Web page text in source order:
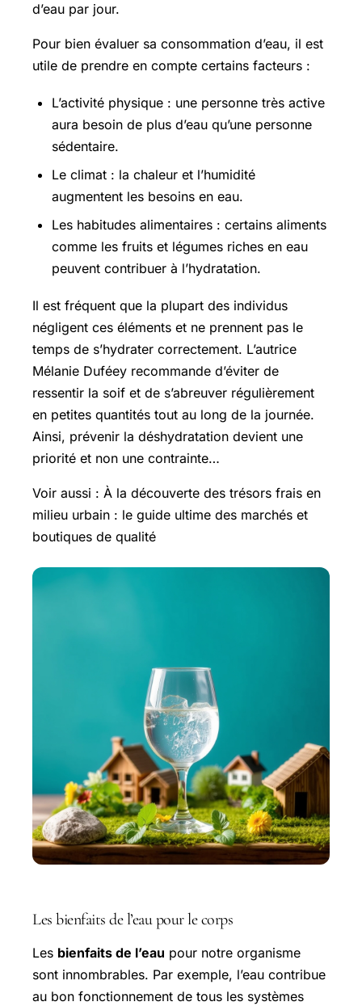
d’eau par jour.
Pour bien évaluer sa consommation d’eau, il est
utile de prendre en compte certains facteurs :
L’activité physique : une personne très active
aura besoin de plus d’eau qu’une personne
sédentaire.
Le climat : la chaleur et l’humidité
augmentent les besoins en eau.
Les habitudes alimentaires : certains aliments
comme les fruits et légumes riches en eau
peuvent contribuer à l’hydratation.
Il est fréquent que la plupart des individus
négligent ces éléments et ne prennent pas le
temps de s’hydrater correctement. L’autrice
Mélanie Duféey recommande d’éviter de
ressentir la soif et de s’abreuver régulièrement
en petites quantités tout au long de la journée.
Ainsi, prévenir la déshydratation devient une
priorité et non une contrainte…
Voir aussi : À la découverte des trésors frais en
milieu urbain : le guide ultime des marchés et
boutiques de qualité
Les bienfaits de l’eau pour le corps
Les bienfaits de l’eau pour notre organisme
sont innombrables. Par exemple, l’eau contribue
au bon fonctionnement de tous les systèmes